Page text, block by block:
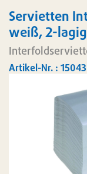
Servietten
weiß, 2-
Artikel-Nr. : 15043